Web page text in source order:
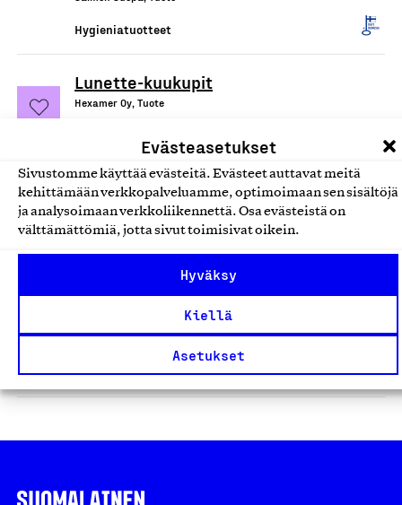
Evästeasetukset
Sivustomme käyttää evästeitä. Evästeet auttavat meitä
kehittämään verkkopalveluamme, optimoimaan sen sisältöjä
ja analysoimaan verkkoliikennettä. Osa evästeistä on
välttämättömiä, jotta sivut toimisivat oikein.
Hyväksy
Kiellä
Asetukset
Hygieniatuotteet
Lunette-kuukupit
Hexamer Oy, Tuote
Septidin, antiseptinen
haavanpuhdistusliuos
Oy Septidin Ab, Tuote
Pienen Saippuapajan tuotteet
Pieni Saippuapaja, Tuote
Hygieniatuotteet